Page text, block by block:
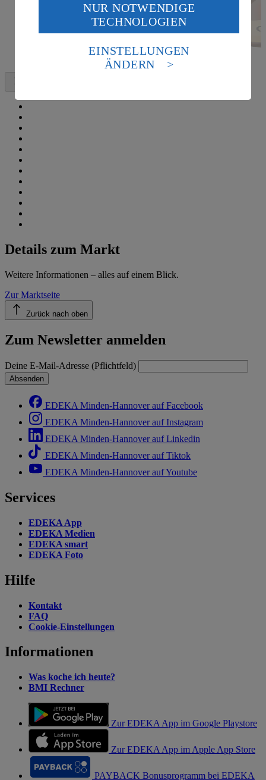
Details zum Markt
Weitere Informationen – alles auf einem Blick.
Zur Marktseite
Zurück nach oben
Zum Newsletter anmelden
Deine E-Mail-Adresse (Pflichtfeld)
Absenden
EDEKA Minden-Hannover auf Facebook
EDEKA Minden-Hannover auf Instagram
EDEKA Minden-Hannover auf Linkedin
EDEKA Minden-Hannover auf Tiktok
EDEKA Minden-Hannover auf Youtube
Services
EDEKA App
EDEKA Medien
EDEKA smart
EDEKA Foto
Hilfe
Kontakt
FAQ
Cookie-Einstellungen
Informationen
Was koche ich heute?
BMI Rechner
Zur EDEKA App im Google Playstore
Zur EDEKA App im Apple App Store
PAYBACK Bonusprogramm bei EDEKA
Wenn du auf „Aktivieren“ klickst, willigst du im Sinne
des Art. 49 Abs. 1 Satz 1 lit. a) DSGVO ein, dass deine
Daten in den USA verarbeitet werden. Der EuGH sieht
die USA als Land mit einem nach europäischen
Standards nicht angemessenen Datenschutzniveau an.
Es besteht das Risiko eines Zugriffs durch US-
Informationen zum Herausgeber der Seite findest du
NUR NOTWENDIGE
TECHNOLOGIEN
EINSTELLUNGEN
ÄNDERN